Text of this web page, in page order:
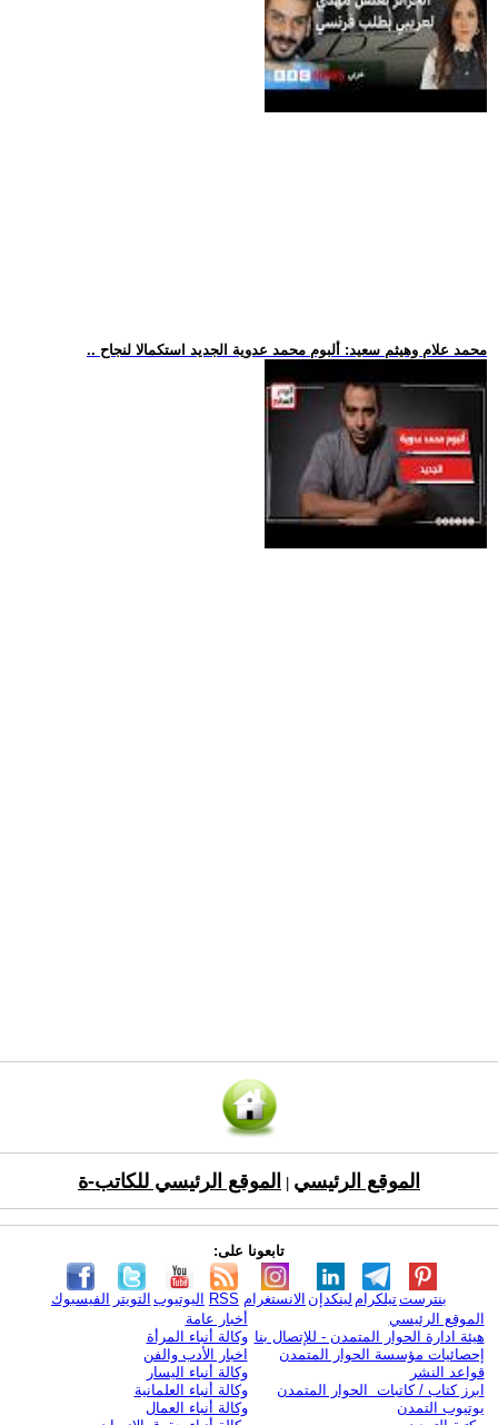
.. محمد علام وهيثم سعيد: ألبوم محمد عدوية الجديد استكمالا لنجاح
الموقع الرئيسي الموقع الرئيسي للكاتب-ة
تابعونا على:
الفيسبوك التويتر اليوتيوب RSS الانستغرام لينكدإن تيلكرامبنترست
الموقع الرئيسي
هيئة ادارة الحوار المتمدن - للإتصال بنا
إحصائيات مؤسسة الحوار المتمدن
قواعد النشر
ابرز كتاب / كاتبات الحوار المتمدن
يوتيوب التمدن
أخبار عامة
وكالة أنباء المرأة
اخبار الأدب والفن
وكالة أنباء اليسار
وكالة أنباء العلمانية
وكالة أنباء العمال